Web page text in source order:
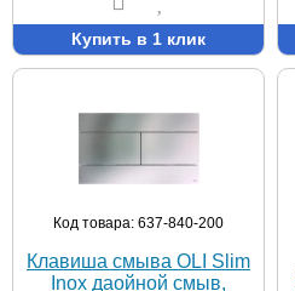
Купить в 1 клик
Код товара: 637-840-200
Клавиша смыва OLI Slim
Inox даойной смыв,